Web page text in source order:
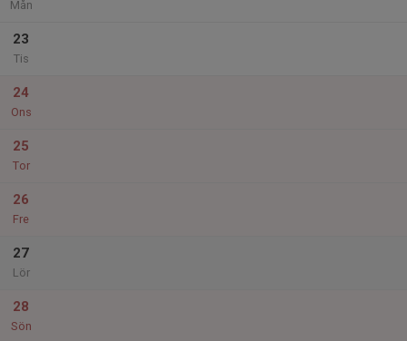
Mån
23
Tis
24
Ons
25
Tor
26
Fre
27
Lör
28
Sön